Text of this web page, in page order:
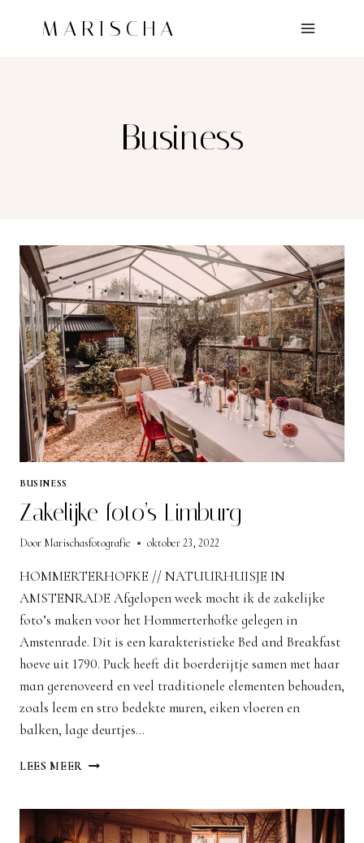
MARISCHA
Business
BUSINESS
Zakelijke foto’s Limburg
Door Marischasfotografie oktober 23, 2022
HOMMERTERHOFKE // NATUURHUISJE IN
AMSTENRADE Afgelopen week mocht ik de zakelijke
foto’s maken voor het Hommerterhofke gelegen in
Amstenrade. Dit is een karakteristieke Bed and Breakfast
hoeve uit 1790. Puck heeft dit boerderijtje samen met haar
man gerenoveerd en veel traditionele elementen behouden,
zoals leem en stro bedekte muren, eiken vloeren en
balken, lage deurtjes…
LEES MEER ZAKELIJKE